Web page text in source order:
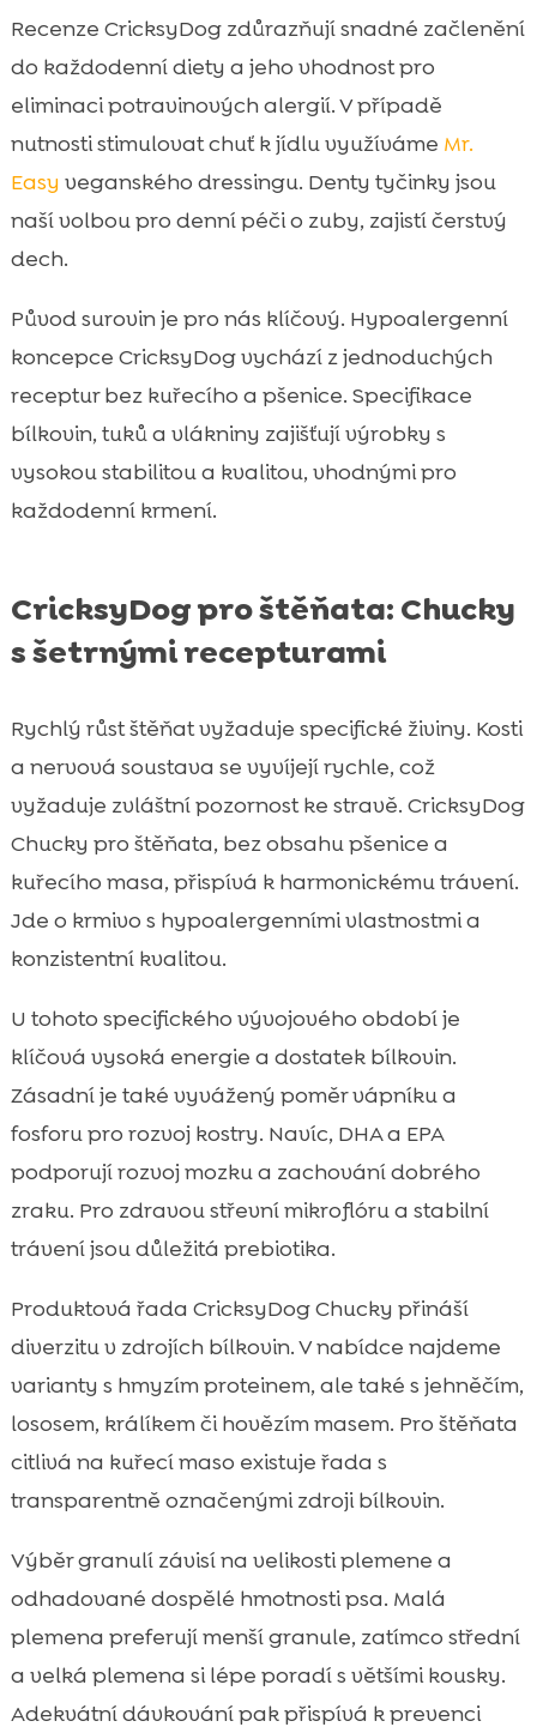
Recenze CricksyDog zdůrazňují snadné začlenění
do každodenní diety a jeho vhodnost pro
eliminaci potravinových alergií. V případě
nutnosti stimulovat chuť k jídlu využíváme Mr.
Easy veganského dressingu. Denty tyčinky jsou
naší volbou pro denní péči o zuby, zajistí čerstvý
dech.
Původ surovin je pro nás klíčový. Hypoalergenní
koncepce CricksyDog vychází z jednoduchých
receptur bez kuřecího a pšenice. Specifikace
bílkovin, tuků a vlákniny zajišťují výrobky s
vysokou stabilitou a kvalitou, vhodnými pro
každodenní krmení.
CricksyDog pro štěňata: Chucky
s šetrnými recepturami
Rychlý růst štěňat vyžaduje specifické živiny. Kosti
a nervová soustava se vyvíjejí rychle, což
vyžaduje zvláštní pozornost ke stravě. CricksyDog
Chucky pro štěňata, bez obsahu pšenice a
kuřecího masa, přispívá k harmonickému trávení.
Jde o krmivo s hypoalergenními vlastnostmi a
konzistentní kvalitou.
U tohoto specifického vývojového období je
klíčová vysoká energie a dostatek bílkovin.
Zásadní je také vyvážený poměr vápníku a
fosforu pro rozvoj kostry. Navíc, DHA a EPA
podporují rozvoj mozku a zachování dobrého
zraku. Pro zdravou střevní mikroflóru a stabilní
trávení jsou důležitá prebiotika.
Produktová řada CricksyDog Chucky přináší
diverzitu v zdrojích bílkovin. V nabídce najdeme
varianty s hmyzím proteinem, ale také s jehněčím,
lososem, králíkem či hovězím masem. Pro štěňata
citlivá na kuřecí maso existuje řada s
transparentně označenými zdroji bílkovin.
Výběr granulí závisí na velikosti plemene a
odhadované dospělé hmotnosti psa. Malá
plemena preferují menší granule, zatímco střední
a velká plemena si lépe poradí s většími kousky.
Adekvátní dávkování pak přispívá k prevenci